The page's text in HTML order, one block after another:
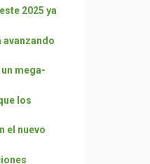
2025 ya
avanzando
mega-
los
el nuevo